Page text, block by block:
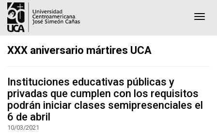
XXX aniversario mártires UCA
Instituciones educativas públicas y
privadas que cumplen con los requisitos
podrán iniciar clases semipresenciales el
6 de abril
10/03/2021